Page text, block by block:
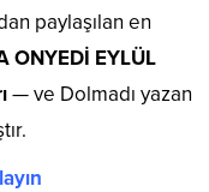
paylaşılan en
ONYEDİ EYLÜL
— ve Dolmadı yazan